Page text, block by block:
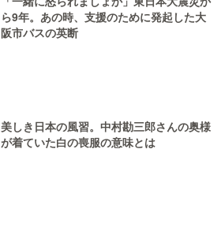
ら9年。あの時、支援のために発起した大
阪市バスの英断
美しき日本の風習。中村勘三郎さんの奥様
が着ていた白の喪服の意味とは